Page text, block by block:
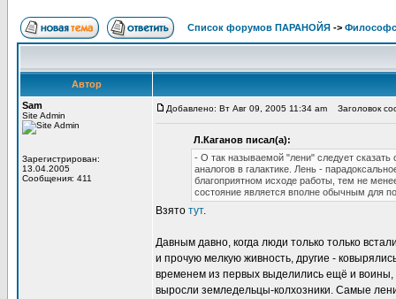
Список форумов ПАРАНОЙЯ ->
Автор
Sam
Site Admin
Зарегистрирован:
13.04.2005
Сообщения: 411
Добавлено: Вт Авг 09, 2005 11:34 am Заголовок
Л.Каганов писал(а):
- О так называемой "лени" следует
аналогов в галактике. Лень -
благоприятном исходе работы, тем не
состояние является вполне обычным для
Взято тут.
Давным давно, когда люди только только
и прочую мелкую живность, другие -
временем из первых выделились ещё и
выросли земледельцы-колхозники. Самые